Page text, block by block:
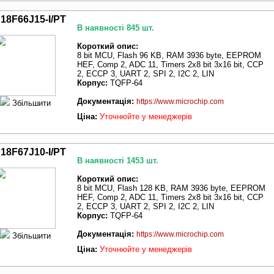
I/PT
Збільшити
В наявності 845 шт.
Короткий опис:
8 bit MCU, Flash 96 KB, RAM 3936 byte, EEPROM
HEF, Comp 2, ADC 11, Timers 2x8 bit 3x16 bit, CCP
2, ECCP 3, UART 2, SPI 2, I2C 2, LIN
Корпус: TQFP-64
Документація: https://www.microchip.com
Ціна: Уточнюйте у менеджерів
I/PT
Збільшити
В наявності 1453 шт.
Короткий опис:
8 bit MCU, Flash 128 KB, RAM 3936 byte, EEPROM
HEF, Comp 2, ADC 11, Timers 2x8 bit 3x16 bit, CCP
2, ECCP 3, UART 2, SPI 2, I2C 2, LIN
Корпус: TQFP-64
Документація: https://www.microchip.com
Ціна: Уточнюйте у менеджерів